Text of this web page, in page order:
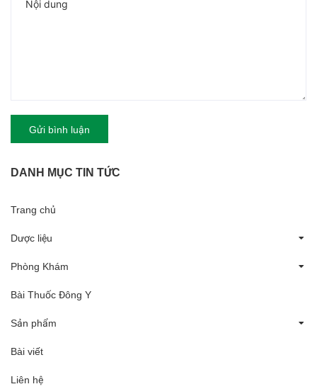
Gửi bình luận
DANH MỤC TIN TỨC
Trang chủ
Dược liệu
Phòng Khám
Bài Thuốc Đông Y
Sản phẩm
Bài viết
Liên hệ